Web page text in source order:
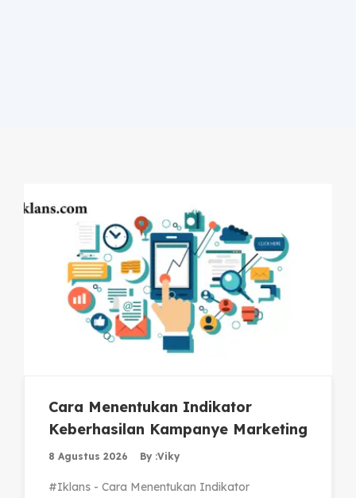
Cara Menentukan Indikator
Keberhasilan Kampanye Marketing
8 Agustus 2026 By :Viky
#Iklans - Cara Menentukan Indikator